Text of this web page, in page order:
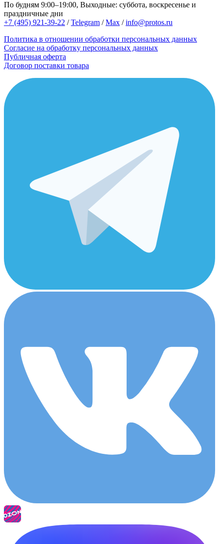
По будням 9:00–19:00, Выходные: суббота, воскресенье и
праздничные дни
+7 (495) 921-39-22 /Telegram /Max /info@protos.ru
Политика в отношении обработки персональных данных
Согласие на обработку персональных данных
Публичная оферта
Договор поставки товара